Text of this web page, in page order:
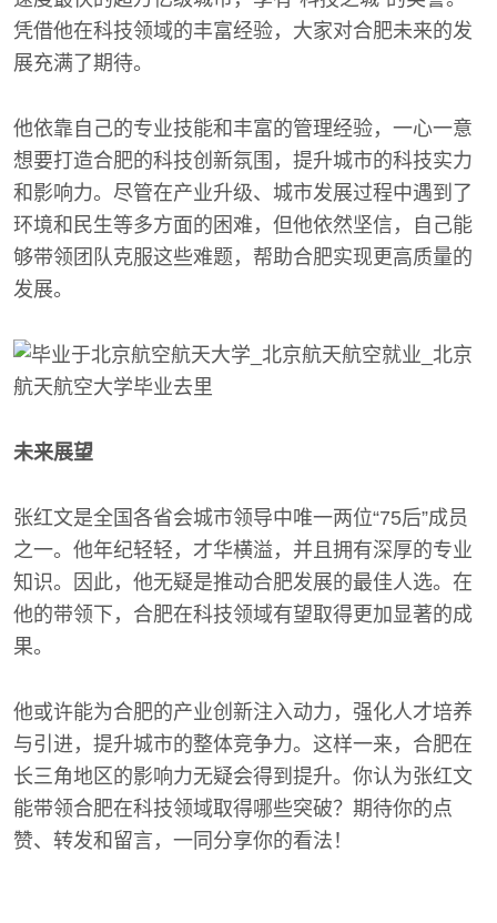
凭借他在科技领域的丰富经验，大家对合肥未来的发
展充满了期待。
他依靠自己的专业技能和丰富的管理经验，一心一意
想要打造合肥的科技创新氛围，提升城市的科技实力
和影响力。尽管在产业升级、城市发展过程中遇到了
环境和民生等多方面的困难，但他依然坚信，自己能
够带领团队克服这些难题，帮助合肥实现更高质量的
发展。
未来展望
张红文是全国各省会城市领导中唯一两位“75后”成员
之一。他年纪轻轻，才华横溢，并且拥有深厚的专业
知识。因此，他无疑是推动合肥发展的最佳人选。在
他的带领下，合肥在科技领域有望取得更加显著的成
果。
他或许能为合肥的产业创新注入动力，强化人才培养
与引进，提升城市的整体竞争力。这样一来，合肥在
长三角地区的影响力无疑会得到提升。你认为张红文
能带领合肥在科技领域取得哪些突破？期待你的点
赞、转发和留言，一同分享你的看法！